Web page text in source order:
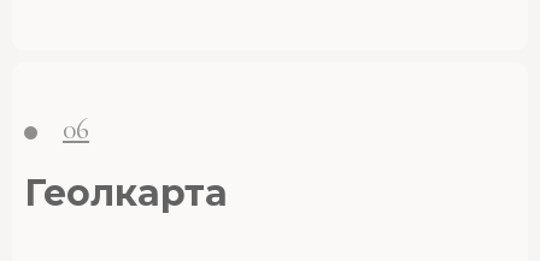
06
Геолкарта